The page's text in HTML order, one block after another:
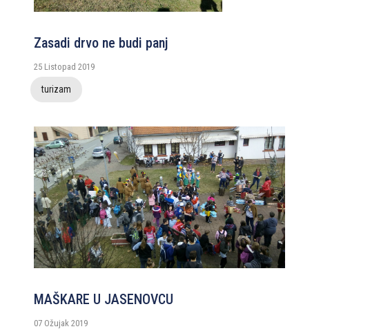
Zasadi drvo ne budi panj
25 Listopad 2019
turizam
MAŠKARE U JASENOVCU
07 Ožujak 2019